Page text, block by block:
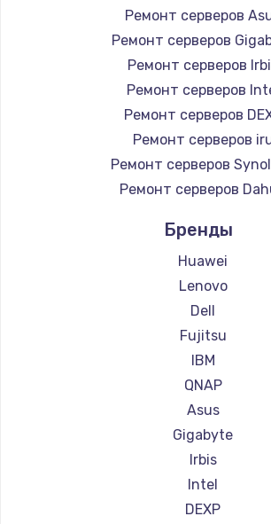
Ремонт серверов
Ремонт серверов
Ремонт серверов
Ремонт серверов
Ремонт серверов
Ремонт серверов
Ремонт серверов
Ремонт серверов
Бренды
Huawei
Lenovo
Dell
Fujitsu
IBM
QNAP
Asus
Gigabyte
Irbis
Intel
DEXP